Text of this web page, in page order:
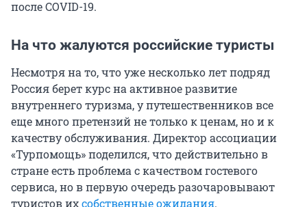
после COVID-19.
На что жалуются российские туристы
Несмотря на то, что уже несколько лет подряд
Россия берет курс на активное развитие
внутреннего туризма, у путешественников все
еще много претензий не только к ценам, но и к
качеству обслуживания. Директор ассоциации
«Турпомощь» поделился, что действительно в
стране есть проблема с качеством гостевого
сервиса, но в первую очередь разочаровывают
туристов ихсобственные ожидания.